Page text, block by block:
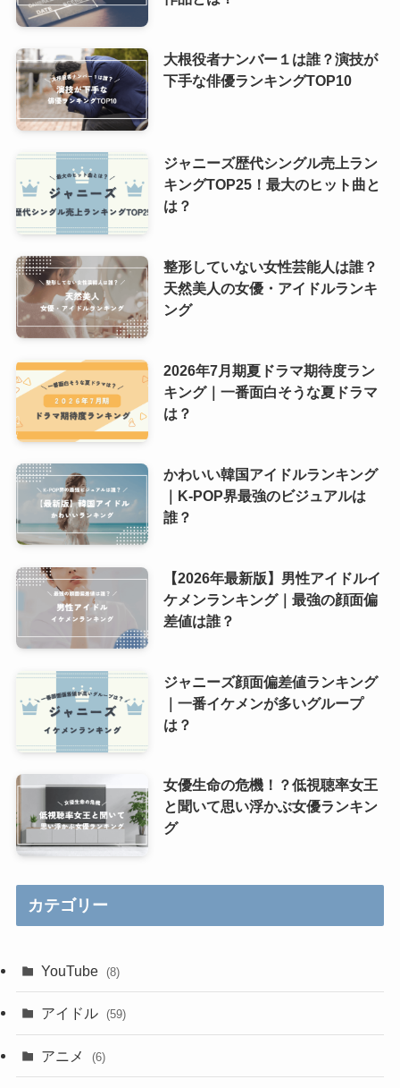
大根役者ナンバー１は誰？演技が
下手な俳優ランキングTOP10
ジャニーズ歴代シングル売上ラン
キングTOP25！最大のヒット曲と
は？
整形していない女性芸能人は誰？
天然美人の女優・アイドルランキ
ング
2026年7月期夏ドラマ期待度ラン
キング｜一番面白そうな夏ドラマ
は？
かわいい韓国アイドルランキング
｜K-POP界最強のビジュアルは
誰？
【2026年最新版】男性アイドルイ
ケメンランキング｜最強の顔面偏
差値は誰？
ジャニーズ顔面偏差値ランキング
｜一番イケメンが多いグループ
は？
女優生命の危機！？低視聴率女王
と聞いて思い浮かぶ女優ランキン
グ
カテゴリー
YouTube (8)
アイドル (59)
アニメ (6)